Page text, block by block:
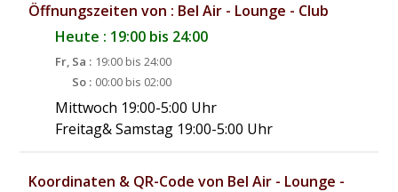
Öffnungszeiten von : Bel Air - Lounge - Club
Heute : 19:00 bis 24:00
Fr, Sa : 19:00 bis 24:00
So : 00:00 bis 02:00
Mittwoch 19:00-5:00 Uhr
Freitag& Samstag 19:00-5:00 Uhr
Koordinaten & QR-Code von Bel Air - Lounge -